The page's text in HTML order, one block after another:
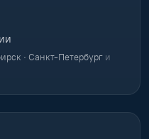
· Санкт-Петербург и